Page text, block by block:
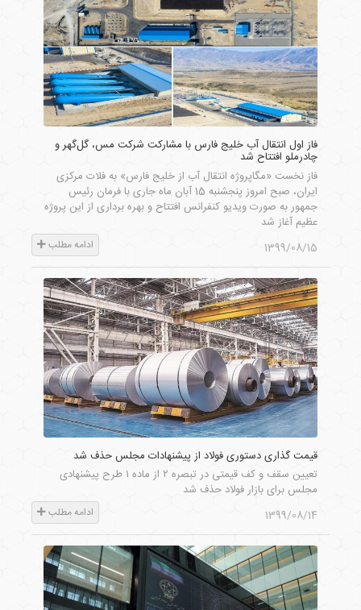
فاز اول انتقال آب خلیج فارس با مشارکت شرکت مس، گل‌گهر و
چادرملو افتتاح شد
فاز نخست «مگاپروژه انتقال آب از خلیج فارس» به فلات مرکزی
ایران، صبح امروز پنجشنبه 15 آبان ماه جاری با فرمان رئیس
جمهور به صورت ویدیو کنفرانس افتتاح و بهره برداری از این پروژه
عظیم آغاز شد
1399/08/15
ادامه مطلب
قیمت گذاری دستوری فولاد از پیشنهادات مجلس حذف شد
تعیین سقف و کف قیمتی در تبصره ۲ از ماده ۱ طرح پیشنهادی
مجلس برای بازار فولاد حذف شد
1399/08/14
ادامه مطلب